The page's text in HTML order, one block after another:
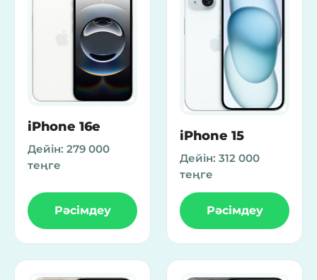
iPhone 16e
Дейін: 279 000
теңге
Рәсімдеу
iPhone 15
Дейін: 312 000
теңге
Рәсімдеу